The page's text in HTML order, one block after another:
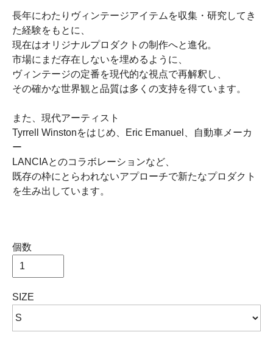
長年にわたりヴィンテージアイテムを収集・研究してき
た経験をもとに、
現在はオリジナルプロダクトの制作へと進化。
市場にまだ存在しないを埋めるように、
ヴィンテージの定番を現代的な視点で再解釈し、
その確かな世界観と品質は多くの支持を得ています。
また、現代アーティスト
Tyrrell Winstonをはじめ、Eric Emanuel、自動車メーカ
ー
LANCIAとのコラボレーションなど、
既存の枠にとらわれないアプローチで新たなプロダクト
を生み出しています。
個数
SIZE